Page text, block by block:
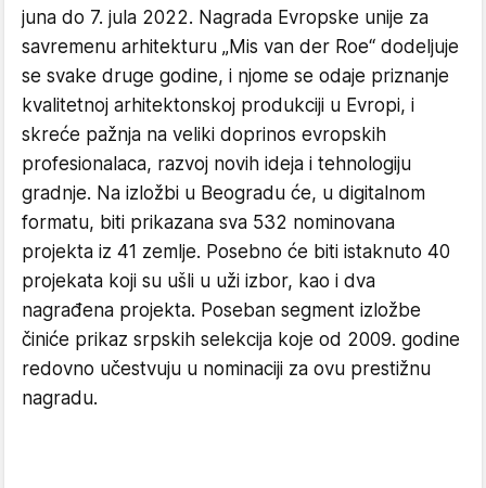
juna do 7. jula 2022. Nagrada Evropske unije za
savremenu arhitekturu „Mis van der Roe“ dodeljuje
se svake druge godine, i njome se odaje priznanje
kvalitetnoj arhitektonskoj produkciji u Evropi, i
skreće pažnja na veliki doprinos evropskih
profesionalaca, razvoj novih ideja i tehnologiju
gradnje. Na izložbi u Beogradu će, u digitalnom
formatu, biti prikazana sva 532 nominovana
projekta iz 41 zemlje. Posebno će biti istaknuto 40
projekata koji su ušli u uži izbor, kao i dva
nagrađena projekta. Poseban segment izložbe
činiće prikaz srpskih selekcija koje od 2009. godine
redovno učestvuju u nominaciji za ovu prestižnu
nagradu.